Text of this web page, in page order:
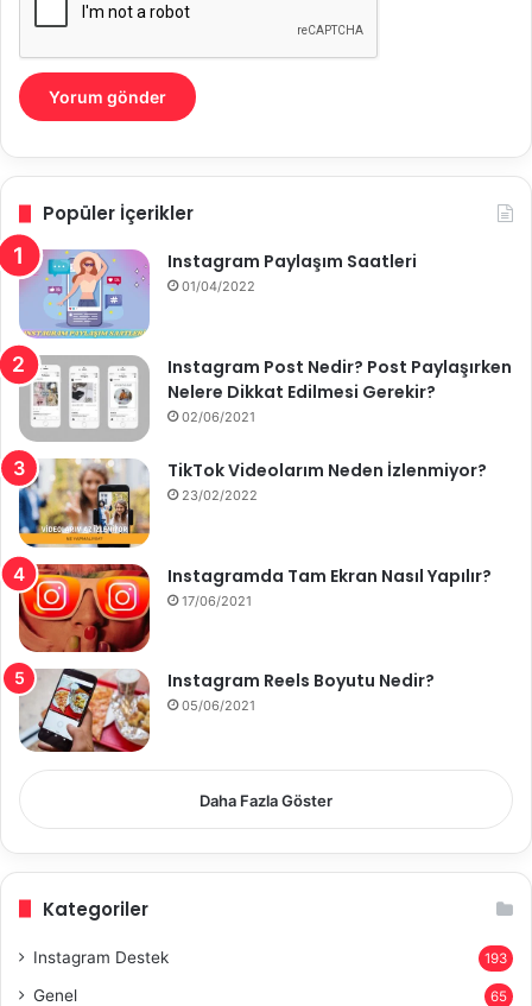
Popüler İçerikler
Instagram Paylaşım Saatleri
01/04/2022
Instagram Post Nedir? Post Paylaşırken
Nelere Dikkat Edilmesi Gerekir?
02/06/2021
TikTok Videolarım Neden İzlenmiyor?
23/02/2022
Instagramda Tam Ekran Nasıl Yapılır?
17/06/2021
Instagram Reels Boyutu Nedir?
05/06/2021
Daha Fazla Göster
Kategoriler
Instagram Destek 193
Genel 65